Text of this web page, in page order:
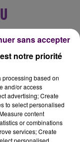
la
par les
touchée par
vital n’était
indique le
Le principal
"présent
.Une
a été ouverte
notre priorité
based on
and/or access
advertising; Create
to select personalised
content
or combinations
services; Create
personalised
sans accepter